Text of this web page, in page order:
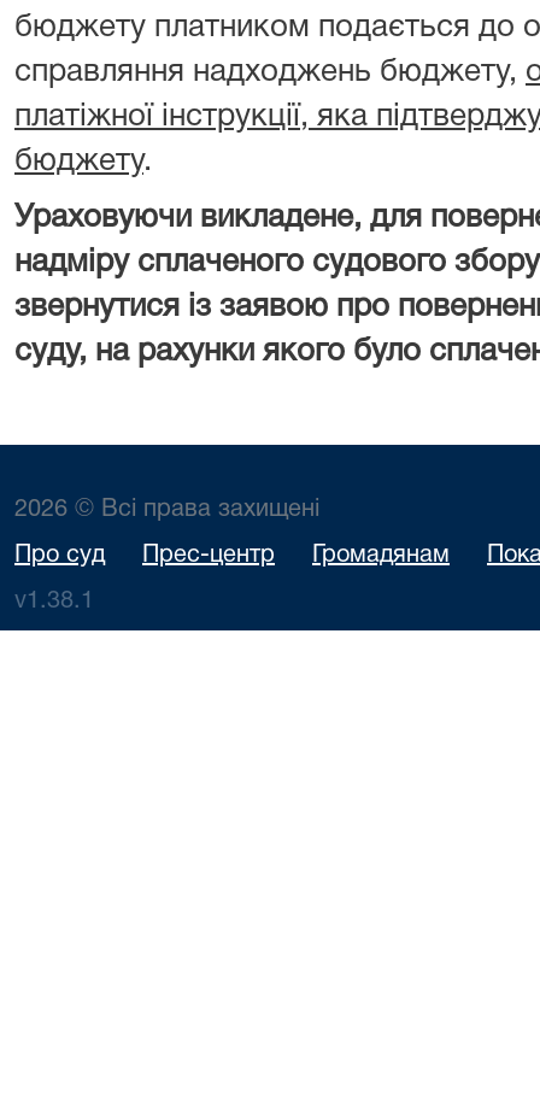
бюджету платником подається до
справляння надходжень бюджету,
платіжної інструкції, яка
бюджету.
Ураховуючи викладене, для
надміру сплаченого судового
звернутися із заявою про
суду, на рахунки якого було
2026 © Всі права захищені
Про суд Прес-центр Громадянам
v1.38.1